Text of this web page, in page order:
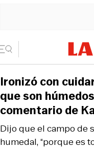
Dijo que el campo de
humedal, “porque es
Ironizó con
que son
comentario de